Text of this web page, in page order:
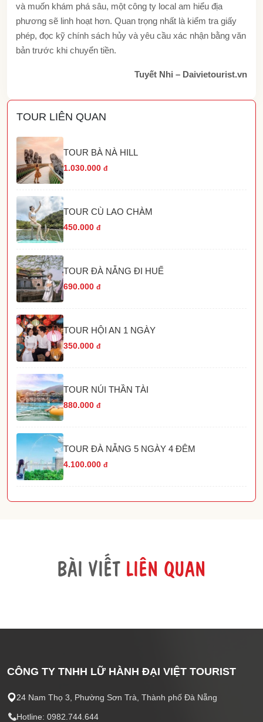
và muốn khám phá sâu, một công ty local am hiểu địa
phương sẽ linh hoạt hơn. Quan trọng nhất là kiểm tra giấy
phép, đọc kỹ chính sách hủy và yêu cầu xác nhận bằng văn
bản trước khi chuyển tiền.
Tuyết Nhi – Daivietourist.vn
TOUR LIÊN QUAN
TOUR BÀ NÀ HILL
1.030.000 đ
TOUR CÙ LAO CHÀM
450.000 đ
TOUR ĐÀ NẴNG ĐI HUẾ
690.000 đ
TOUR HỘI AN 1 NGÀY
350.000 đ
TOUR NÚI THẦN TÀI
880.000 đ
TOUR ĐÀ NẴNG 5 NGÀY 4 ĐÊM
4.100.000 đ
BÀI VIẾT LIÊN QUAN
CÔNG TY TNHH LỮ HÀNH ĐẠI VIỆT TOURIST
24 Nam Thọ 3, Phường Sơn Trà, Thành phố Đà Nẵng
Hotline: 0982.744.644